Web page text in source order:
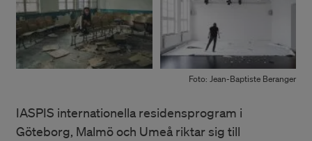
Foto: Jean-Baptiste Beranger
IASPIS internationella residensprogram i
Göteborg, Malmö och Umeå riktar sig till